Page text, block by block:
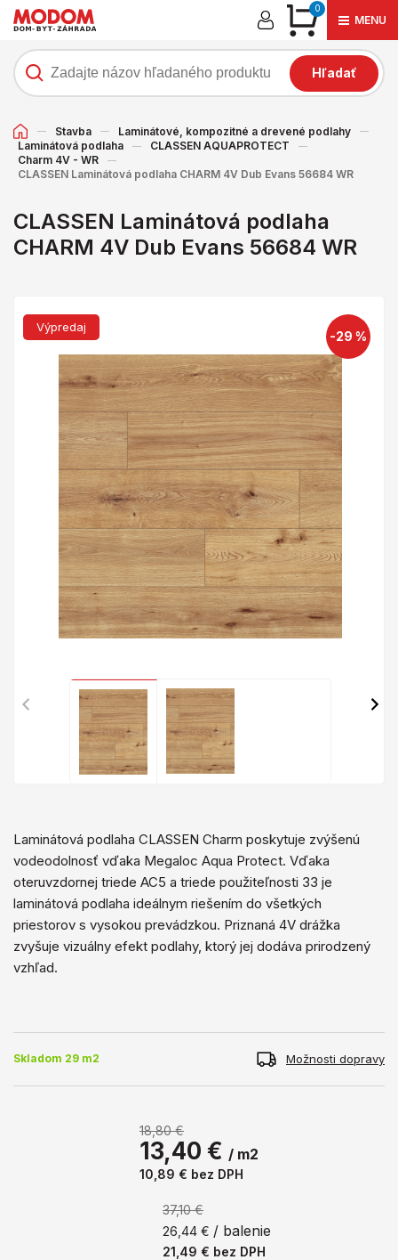
0
MENU
Hľadať
Stavba
Laminátové, kompozitné a drevené podlahy
Laminátová podlaha
CLASSEN AQUAPROTECT
Charm 4V - WR
CLASSEN Laminátová podlaha CHARM 4V Dub Evans 56684 WR
CLASSEN Laminátová podlaha
CHARM 4V Dub Evans 56684 WR
-29 %
Výpredaj
Laminátová podlaha CLASSEN Charm poskytuje zvýšenú
vodeodolnosť vďaka Megaloc Aqua Protect. Vďaka
oteruvzdornej triede AC5 a triede použiteľnosti 33 je
laminátová podlaha ideálnym riešením do všetkých
priestorov s vysokou prevádzkou. Priznaná 4V drážka
zvyšuje vizuálny efekt podlahy, ktorý jej dodáva prirodzený
vzhľad.
Skladom 29 m2 Možnosti dopravy
18,80 €
13,40 € / m2
10,89 € bez DPH
37,10 €
26,44 € / balenie
21,49 € bez DPH